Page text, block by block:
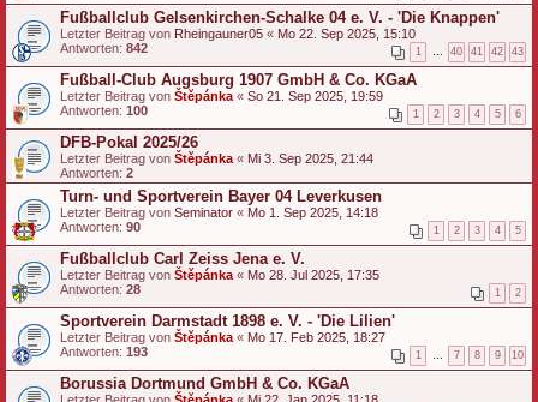
Fußballclub Gelsenkirchen‑Schalke 04 e. V. - 'Die Knappen'
Letzter Beitrag von Rheingauner05 « Mo 22. Sep 2025, 15:10
Antworten: 842 1 40 41 42 43
Fußball-Club Augsburg 1907 GmbH & Co. KGaA
Letzter Beitrag von Štěpánka « So 21. Sep 2025, 19:59
Antworten: 100 1 2 3 4 5 6
DFB-Pokal 2025/26
Letzter Beitrag von Štěpánka « Mi 3. Sep 2025, 21:44
Antworten: 2
Turn- und Sportverein Bayer 04 Leverkusen
Letzter Beitrag von Seminator « Mo 1. Sep 2025, 14:18
Antworten: 90 1 2 3 4 5
Fußballclub Carl Zeiss Jena e. V.
Letzter Beitrag von Štěpánka « Mo 28. Jul 2025, 17:35
Antworten: 28 1 2
Sportverein Darmstadt 1898 e. V. - 'Die Lilien'
Letzter Beitrag von Štěpánka « Mo 17. Feb 2025, 18:27
Antworten: 193 1 7 8 9 10
Borussia Dortmund GmbH & Co. KGaA
Letzter Beitrag von Štěpánka « Mi 22. Jan 2025, 11:18